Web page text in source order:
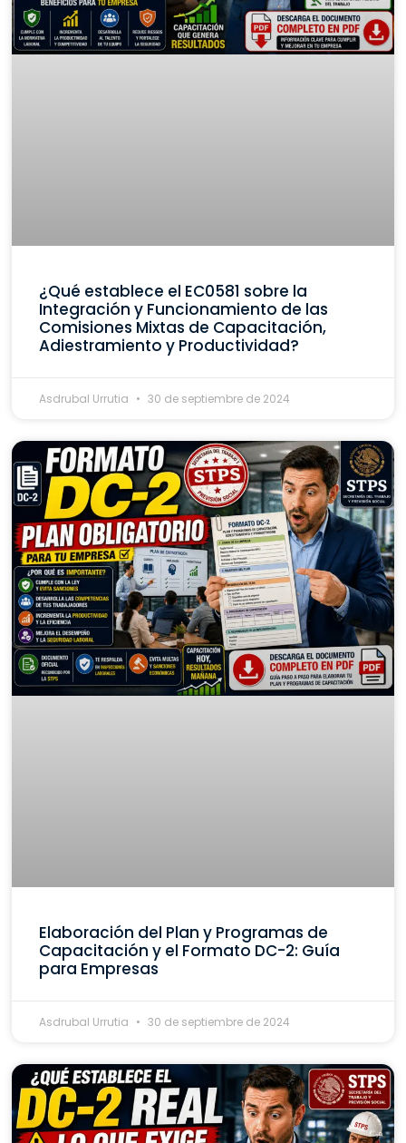
¿Qué establece el EC0581 sobre la
Integración y Funcionamiento de las
Comisiones Mixtas de Capacitación,
Adiestramiento y Productividad?
Asdrubal Urrutia 30 de septiembre de 2024
Elaboración del Plan y Programas de
Capacitación y el Formato DC-2: Guía
para Empresas
Asdrubal Urrutia 30 de septiembre de 2024